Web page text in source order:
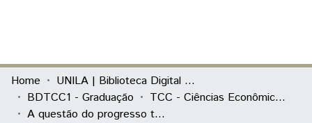
Communities & Collections
All of DSpace
Home
UNILA | Biblioteca Digital de Trabalhos de Conclusão de Curso
BDTCC1 - Graduação
TCC - Ciências Econômicas - Economia, Integração e Desenvolvimento
A questão do progresso técnico no estruturalismo latino-americano: uma leitura sobre a revolução 4.0.